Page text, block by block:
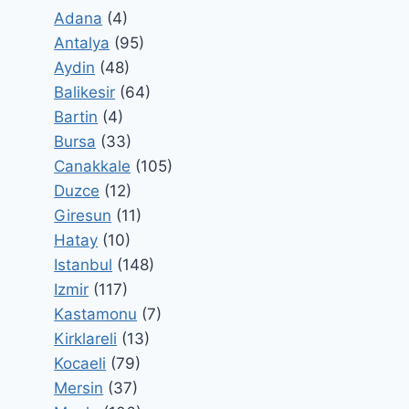
Adana (4)
Antalya (95)
Aydin (48)
Balikesir (64)
Bartin (4)
Bursa (33)
Canakkale (105)
Duzce (12)
Giresun (11)
Hatay (10)
Istanbul (148)
Izmir (117)
Kastamonu (7)
Kirklareli (13)
Kocaeli (79)
Mersin (37)